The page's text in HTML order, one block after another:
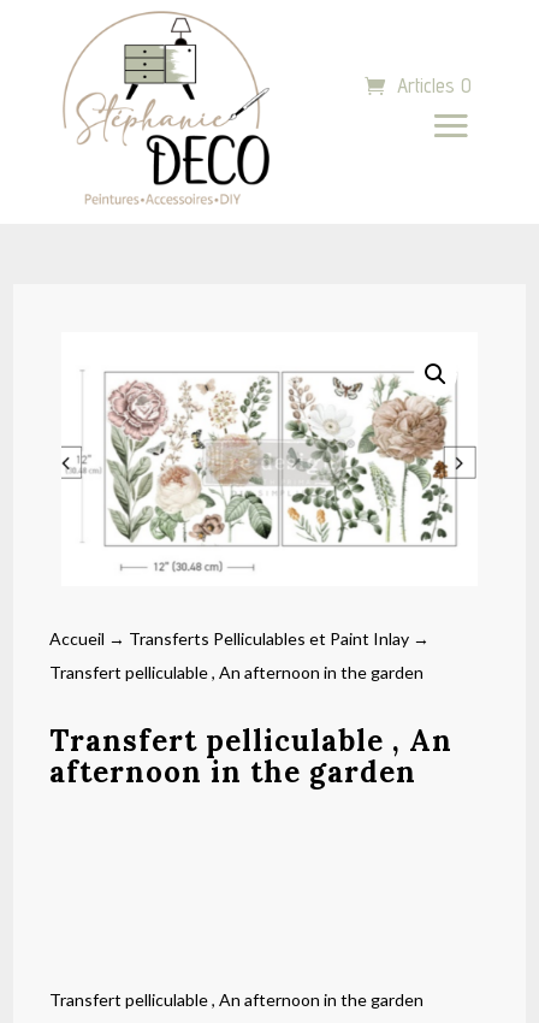
Articles 0
Accueil → Transferts Pelliculables et Paint Inlay →
Transfert pelliculable , An afternoon in the garden
Transfert pelliculable , An
afternoon in the garden
Transfert pelliculable , An afternoon in the garden